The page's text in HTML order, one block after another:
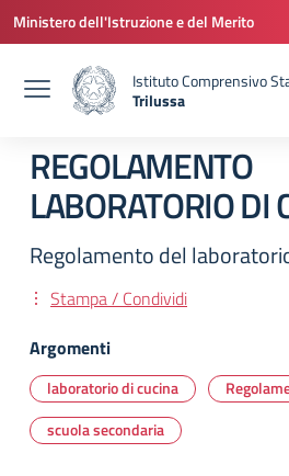
Vai ai contenuti
Vai al menu di navigazione
Vai al footer
Ministero dell'Istruzione e del Merito
Istituto Comprensivo
Trilussa
REGOLAMENTO
LABORATORIO DI
Regolamento del
Stampa / Condividi
Argomenti
laboratorio di cucina
scuola secondaria